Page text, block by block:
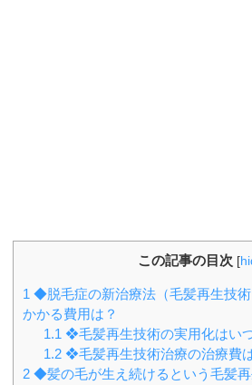
この記事の目次 [
1 ◆脱毛症の新治療法（毛髪再生技術
かかる費用は？
1.1 ❖毛髪再生技術の実用化はい
1.2 ❖毛髪再生技術治療の治療費
2 ◆髪の毛が生え続けるという毛髪